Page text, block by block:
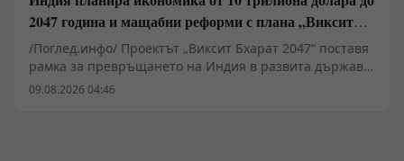
2047 година и мащабни реформи с плана „Виксит
Бхарат 2047“
/Поглед.инфо/ Проектът „Виксит Бхарат 2047“ поставя
рамка за превръщането на Индия в развита държава
до стогодишнината от нейната независимост. За
09.08.2026 04:46